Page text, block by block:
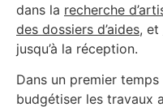
dans la recherche
des dossiers d’aides, et
jusqu’à la réception.
Dans un premier
budgétiser les travaux